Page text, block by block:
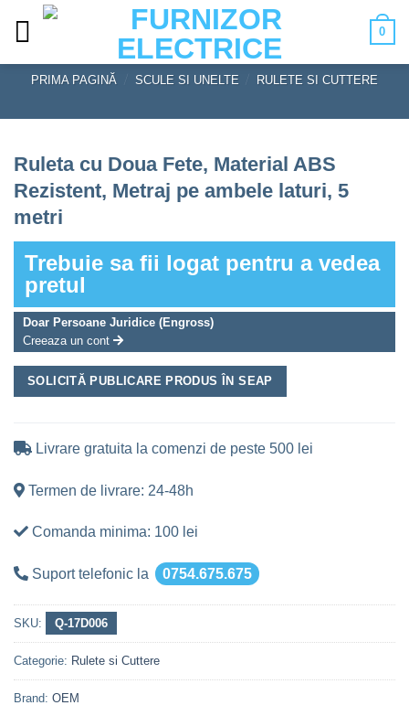
0
PRIMA PAGINĂ SCULE SI UNELTE RULETE SI CUTTERE
Ruleta cu Doua Fete, Material ABS
Rezistent, Metraj pe ambele laturi, 5
metri
Trebuie sa fii logat pentru a vedea
pretul
Doar Persoane Juridice (Engross)
Creeaza un cont
SOLICITĂ PUBLICARE PRODUS ÎN SEAP
Livrare gratuita la comenzi de peste 500 lei
Termen de livrare: 24-48h
Comanda minima: 100 lei
Suport telefonic la 0754.675.675
SKU: Q-17D006
Categorie: Rulete si Cuttere
Brand: OEM